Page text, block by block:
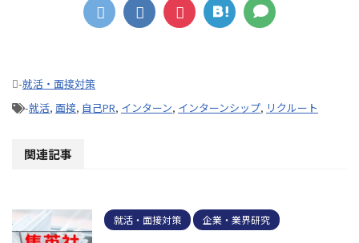
-就活・面接対策
-就活, 面接, 自己PR, インターン, インターンシップ, リクルート
関連記事
就活・面接対策 企業・業界研究